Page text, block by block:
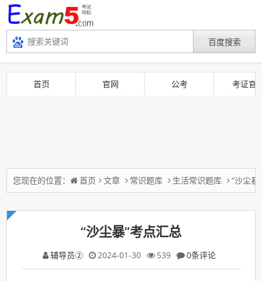
首页 官网 公考 考证官
您现在的位置： 首页 文章 常识题库 生活常识题库 “沙尘暴
“沙尘暴”考点汇总
辅导员② 2024-01-30 539 0条评论